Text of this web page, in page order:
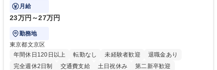
などにも幅広く携わっていただきます。
月給
23万円～27万円
勤務地
東京都文京区
年間休日120日以上
転勤なし 未経験者歓迎
退職金あり
完全週休2日制
交通費支給 土日祝休み 第二新卒歓迎